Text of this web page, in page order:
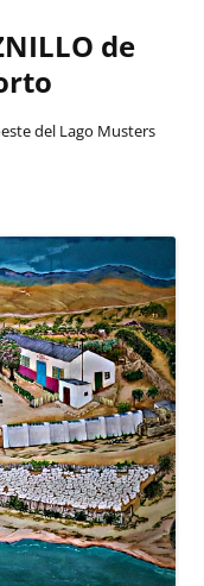
de
del Lago Musters